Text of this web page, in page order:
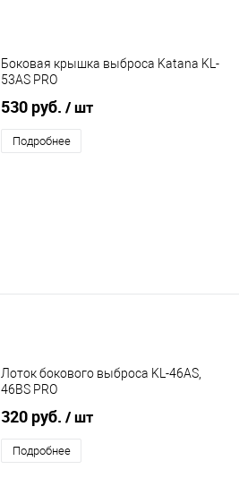
Боковая крышка выброса Katana KL-
53AS PRO
530 руб. / шт
Подробнее
Лоток бокового выброса KL-46AS,
46BS PRO
320 руб. / шт
Подробнее